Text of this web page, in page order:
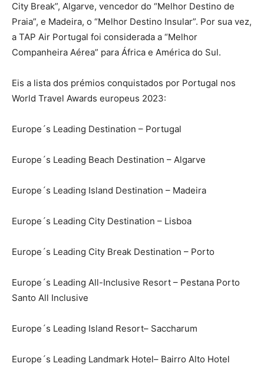
City Break”, Algarve, vencedor do “Melhor Destino de
Praia”, e Madeira, o “Melhor Destino Insular”. Por sua vez,
a TAP Air Portugal foi considerada a “Melhor
Companheira Aérea” para África e América do Sul.
Eis a lista dos prémios conquistados por Portugal nos
World Travel Awards europeus 2023:
Europe´s Leading Destination – Portugal
Europe´s Leading Beach Destination – Algarve
Europe´s Leading Island Destination – Madeira
Europe´s Leading City Destination – Lisboa
Europe´s Leading City Break Destination – Porto
Europe´s Leading All-Inclusive Resort – Pestana Porto
Santo All Inclusive
Europe´s Leading Island Resort– Saccharum
Europe´s Leading Landmark Hotel– Bairro Alto Hotel